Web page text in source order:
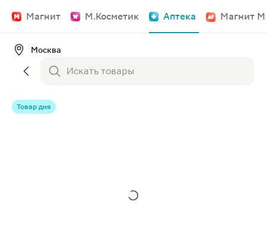
Магнит М.Косметик Аптека Магнит
Москва
Товар дня